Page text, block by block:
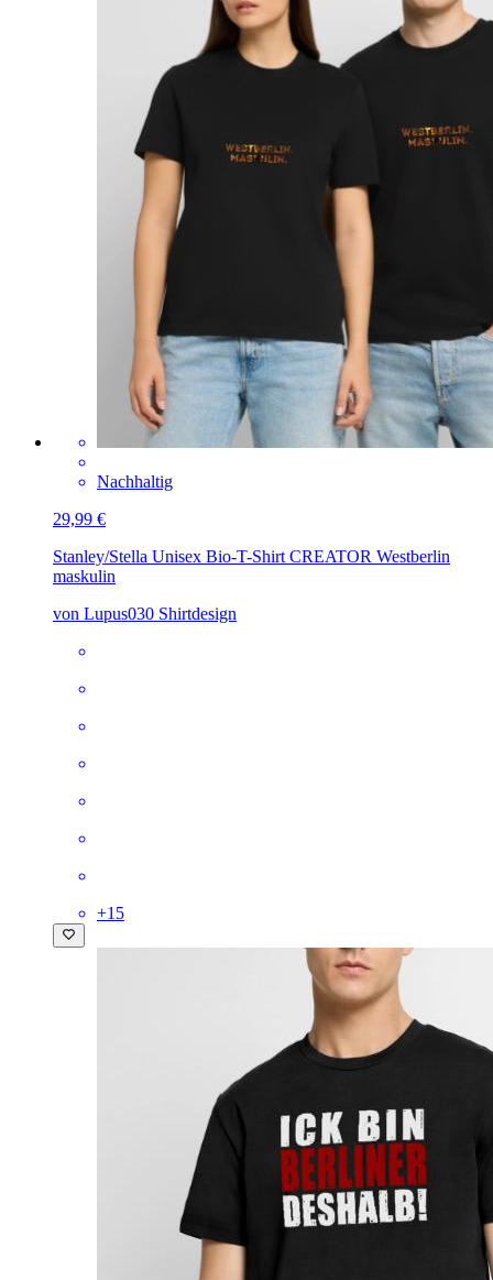
Nachhaltig
29,99 €
Stanley/Stella Unisex Bio-T-Shirt CREATOR Westberlin
maskulin
von Lupus030 Shirtdesign
+15